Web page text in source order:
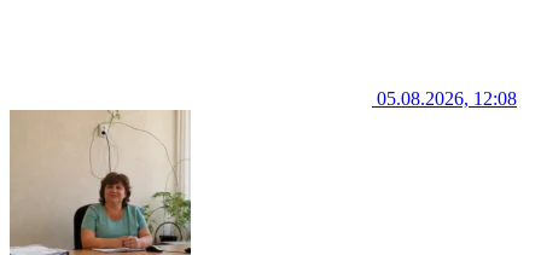
05.08.2026, 12:08